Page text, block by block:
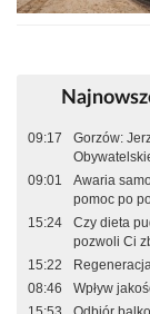
09:17
Gorzów:
09:01
Awaria
pomoc po
15:24
Czy dieta
pozwoli Ci
15:22
08:46
Wpływ